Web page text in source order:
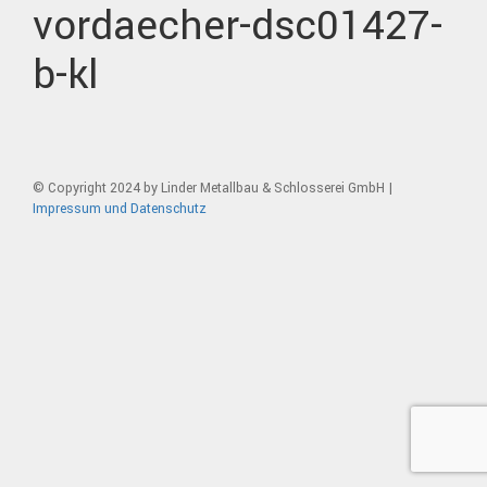
vordaecher-dsc01427-
b-kl
© Copyright 2024 by Linder Metallbau & Schlosserei GmbH |
Impressum und Datenschutz